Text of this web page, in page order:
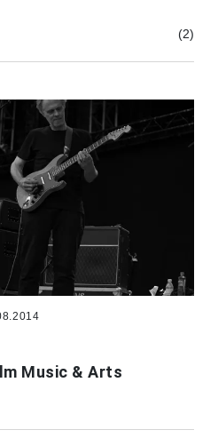
(2)
Music & Arts